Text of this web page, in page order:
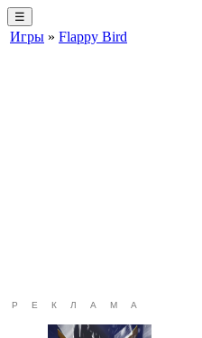
☰
Игры » Flappy Bird
РЕКЛАМА